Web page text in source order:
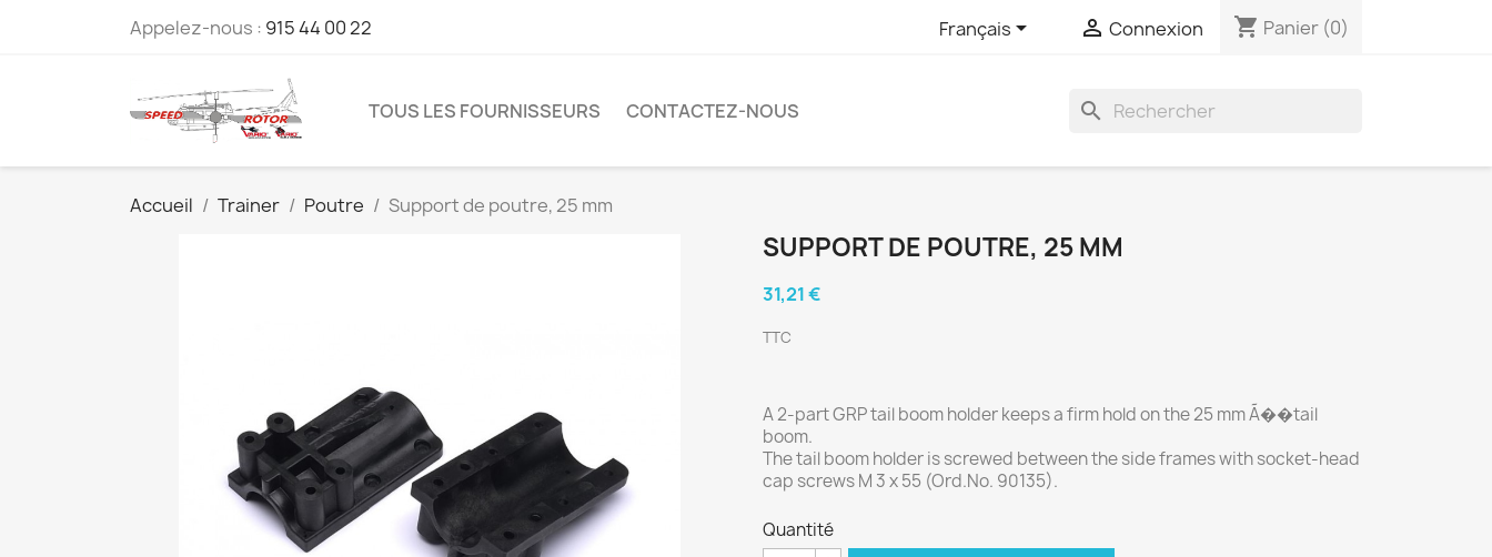
Appelez-nous : 915 44 00 22 Français  Connexion shopping_cart Panier (0)
TOUS LES FOURNISSEURS CONTACTEZ-NOUS search
Accueil Trainer Poutre Support de poutre, 25 mm
SUPPORT DE POUTRE, 25 MM
31,21 €
TTC
A 2-part GRP tail boom holder keeps a firm hold on the 25 mm Ã��tail
boom.
The tail boom holder is screwed between the side frames with socket-head
cap screws M 3 x 55 (Ord.No. 90135).
Quantité